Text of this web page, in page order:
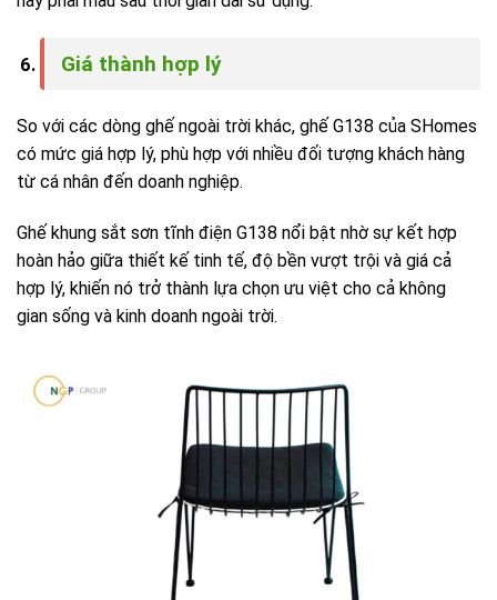
Giá thành hợp lý
So với các dòng ghế ngoài trời khác, ghế G138 của SHomes
có mức giá hợp lý, phù hợp với nhiều đối tượng khách hàng
từ cá nhân đến doanh nghiệp.
Ghế khung sắt sơn tĩnh điện G138 nổi bật nhờ sự kết hợp
hoàn hảo giữa thiết kế tinh tế, độ bền vượt trội và giá cả
hợp lý, khiến nó trở thành lựa chọn ưu việt cho cả không
gian sống và kinh doanh ngoài trời.